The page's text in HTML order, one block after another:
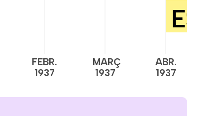
FEBR.
1937
MARÇ
1937
ABR.
1937